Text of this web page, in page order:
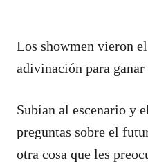
Los showmen vieron
adivinación para ganar
Subían al escenario y
preguntas sobre el
otra cosa que les